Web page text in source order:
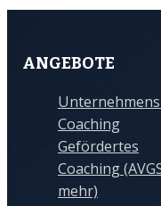
ANGEBOTE
Coaching
Gefördertes
Coaching
mehr)